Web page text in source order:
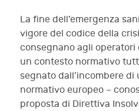
La fine dell’emergenza
vigore del codice della
consegnano agli
un contesto normativo
segnato dall’incombere di
normativo europeo –
proposta di Direttiva